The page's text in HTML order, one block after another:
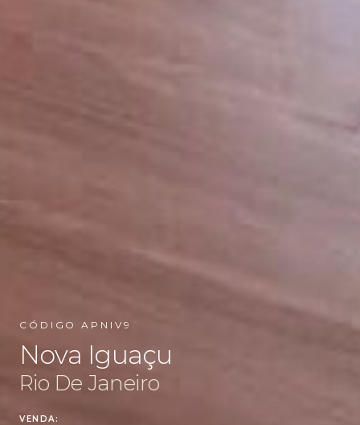
CÓDIGO APNIV9
Nova Iguaçu
Rio De Janeiro
VENDA: